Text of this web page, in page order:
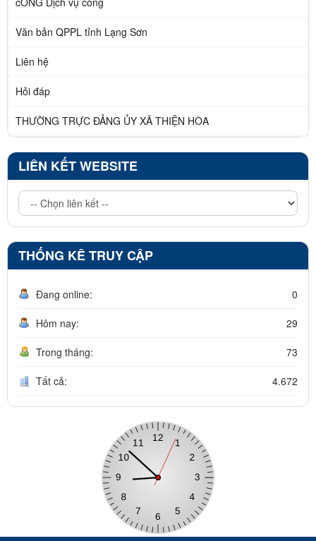
Văn bản QPPL tỉnh Lạng Sơn
Liên hệ
Hỏi đáp
THƯỜNG TRỰC ĐẢNG ỦY XÃ THIỆN HÒA
LIÊN KẾT WEBSITE
THỐNG KÊ TRUY CẬP
Đang online: 0
Hôm nay: 29
Trong tháng: 73
Tất cả: 4.672